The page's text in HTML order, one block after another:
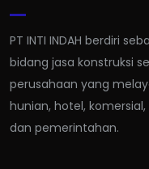
PT INTI INDAH berdiri
bidang jasa konstruksi
perusahaan yang
hunian, hotel,
dan pemerintahan.